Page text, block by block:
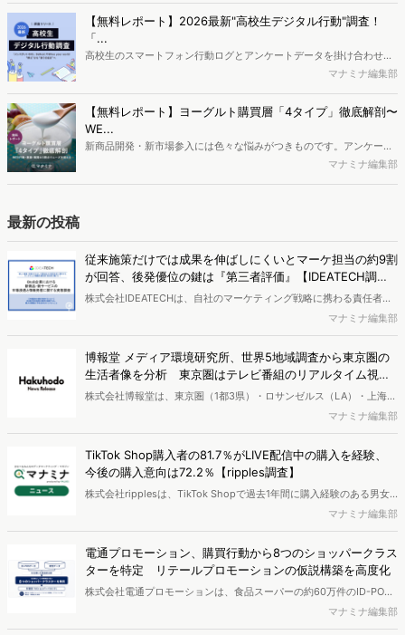
か、また、要因を理解した上で、成果に確実につながるコンテンツを
制作するにはどうするべきなのでしょうか。本レポートはこのような
疑問をお抱えのSEO・Webマーケティングご担当者様におすすめの内
容となっています。※本レポートは記事のフォームから無料でダウン
【無料レポート】2026最新"高校生デジタル行動"調査！
「...
高校生のスマートフォン行動ログとアンケートデータを掛け合わせ、
最新の若年層（高校生）におけるデジタル行動実態やSNSの利用傾向
ち、スマートフォンを取り巻く環境が成熟するなか、新興SNSの台頭
により高校生のデジタルライフスタイルは新たな変化を見せていま
す。※資料は記事内の入力フォームより、ダウンロードいただけま
マナミナ編集部
【無料レポート】ヨーグルト購買層「4タイプ」徹底解剖〜
WE...
新商品開発・新市場参入には色々な悩みがつきものです。アンケート
調査を実施しても、購買実態が不透明、新商品の受容性も判断しきれ
ポートとなっています。※本レポートは記事のフォームから無料でダ
ウンロードできます。
マナミナ編集部
最新の投稿
従来施策だけでは成果を伸ばしにくいとマーケ担当の約9割
が回答、後発優位の鍵は『第三者評価』【IDEATECH調
査】
株式会社IDEATECHは、自社のマーケティング戦略に携わる責任者・
担当者（BtoB／BtoCを問わず、新しい価値・市場の打ち出しや認知
拡大の意思決定に関与する層）を対象に、BtoB企業における新商品・
新サービスの市場浸透と情報発信に関する実態調査を実施し、結果を
公開しました。
マナミナ編集部
博報堂 メディア環境研究所、世界5地域調査から東京圏の
生活者像を分析 東京圏はテレビ番組のリアルタイム視聴
が強く、信用度も高い
株式会社博報堂は、東京圏（1都3県）・ロサンゼルス（LA）・上海・
ロンドン・ドイツ全域の5地域で、各900名・計4,500名（10～50
代）を対象に、メディア接触状況やAI・先進テクノロジーサービスの
利用状況を調査する「グローバル・メディア・テック調査2026」を
実施し、結果を公開しました。
マナミナ編集部
TikTok Shop購入者の81.7％がLIVE配信中の購入を経験、
今後の購入意向は72.2％【ripples調査】
株式会社ripplesは、TikTok Shopで過去1年間に購入経験のある男女
を対象とした「TikTok Shop購入者実態調査2026」を実施し、結果を
公開しました。
マナミナ編集部
電通プロモーション、購買行動から8つのショッパークラス
ターを特定 リテールプロモーションの仮説構築を高度化
株式会社電通プロモーションは、食品スーパーの約60万件のID-POS
データと生活者の定性データをAIで分析し、購買行動の特徴に基づい
た8つのショッパークラスターを特定しました。これにより購買時点
マナミナ編集部